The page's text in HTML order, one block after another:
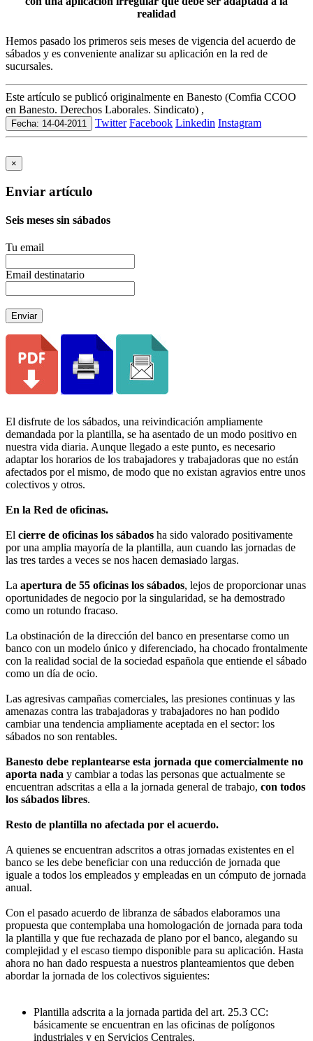
realidad
Hemos pasado los primeros seis meses de vigencia del acuerdo de
sábados y es conveniente analizar su aplicación en la red de
sucursales.
Este artículo se publicó originalmente en Banesto (Comfia CCOO
en Banesto. Derechos Laborales. Sindicato) ,
Fecha: 14-04-2011 Twitter Facebook Linkedin Instagram
×
Enviar artículo
Seis meses sin sábados
Tu email
Email destinatario
Enviar
El disfrute de los sábados, una reivindicación ampliamente
demandada por la plantilla, se ha asentado de un modo positivo en
nuestra vida diaria. Aunque llegado a este punto, es necesario
adaptar los horarios de los trabajadores y trabajadoras que no están
afectados por el mismo, de modo que no existan agravios entre unos
colectivos y otros.
En la Red de oficinas.
El cierre de oficinas los sábados ha sido valorado positivamente
por una amplia mayoría de la plantilla, aun cuando las jornadas de
las tres tardes a veces se nos hacen demasiado largas.
La apertura de 55 oficinas los sábados, lejos de proporcionar unas
oportunidades de negocio por la singularidad, se ha demostrado
como un rotundo fracaso.
La obstinación de la dirección del banco en presentarse como un
banco con un modelo único y diferenciado, ha chocado frontalmente
con la realidad social de la sociedad española que entiende el sábado
como un día de ocio.
Las agresivas campañas comerciales, las presiones continuas y las
amenazas contra las trabajadoras y trabajadores no han podido
cambiar una tendencia ampliamente aceptada en el sector: los
sábados no son rentables.
Banesto debe replantearse esta jornada que comercialmente no
aporta nada y cambiar a todas las personas que actualmente se
encuentran adscritas a ella a la jornada general de trabajo, con todos
los sábados libres.
Resto de plantilla no afectada por el acuerdo.
A quienes se encuentran adscritos a otras jornadas existentes en el
banco se les debe beneficiar con una reducción de jornada que
iguale a todos los empleados y empleadas en un cómputo de jornada
anual.
Con el pasado acuerdo de libranza de sábados elaboramos una
propuesta que contemplaba una homologación de jornada para toda
la plantilla y que fue rechazada de plano por el banco, alegando su
complejidad y el escaso tiempo disponible para su aplicación. Hasta
ahora no han dado respuesta a nuestros planteamientos que deben
abordar la jornada de los colectivos siguientes:
Plantilla adscrita a la jornada partida del art. 25.3 CC:
básicamente se encuentran en las oficinas de polígonos
industriales y en Servicios Centrales.